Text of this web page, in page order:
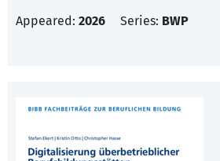
Appeared: 2026 Series: BWP